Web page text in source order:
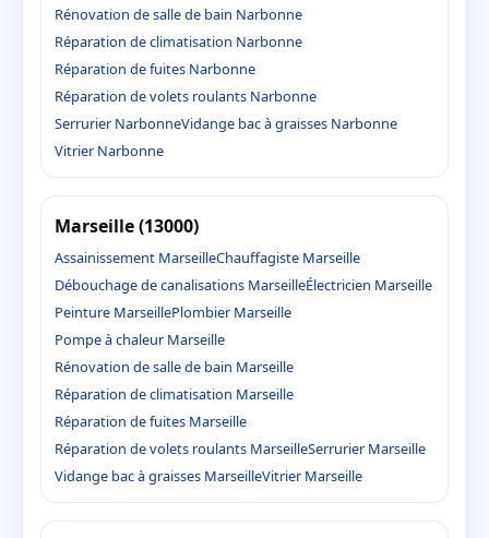
Rénovation de salle de bain Narbonne
Réparation de climatisation Narbonne
Réparation de fuites Narbonne
Réparation de volets roulants Narbonne
Serrurier NarbonneVidange bac à graisses Narbonne
Vitrier Narbonne
Marseille (13000)
Assainissement MarseilleChauffagiste Marseille
Débouchage de canalisations MarseilleÉlectricien Marseille
Peinture MarseillePlombier Marseille
Pompe à chaleur Marseille
Rénovation de salle de bain Marseille
Réparation de climatisation Marseille
Réparation de fuites Marseille
Réparation de volets roulants MarseilleSerrurier Marseille
Vidange bac à graisses MarseilleVitrier Marseille